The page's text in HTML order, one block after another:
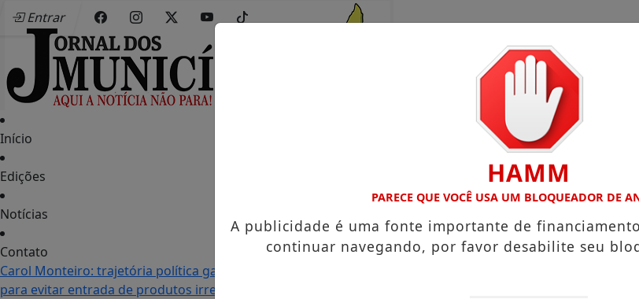
Entrar
Início
Edições
Notícias
Contato
Carol Monteiro: trajetória política ganha destaque em Porto Grande com atuação voltada ao município
para evitar entrada de produtos irregulares
Seletiva do Musa e Mister Verão 2026 segue definindo
HAMM
PARECE QUE VOCÊ USA UM BLOQUEADOR DE
A publicidade é uma fonte importante de
continuar navegando, por favor desabilite seu